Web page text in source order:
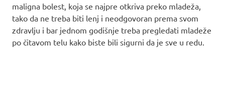
maligna bolest, koja se najpre otkriva preko mladeža,
tako da ne treba biti lenj i neodgovoran prema svom
zdravlju i bar jednom godišnje treba pregledati mladeže
po čitavom telu kako biste bili sigurni da je sve u redu.